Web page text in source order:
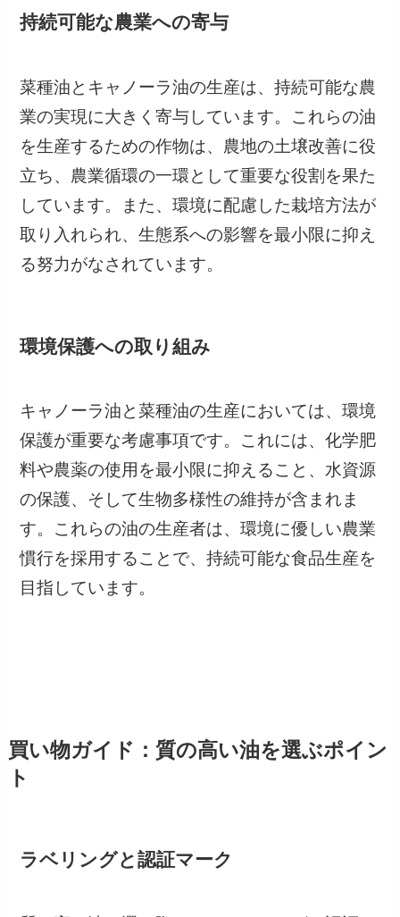
持続可能な農業への寄与
菜種油とキャノーラ油の生産は、持続可能な農
業の実現に大きく寄与しています。これらの油
を生産するための作物は、農地の土壌改善に役
立ち、農業循環の一環として重要な役割を果た
しています。また、環境に配慮した栽培方法が
取り入れられ、生態系への影響を最小限に抑え
る努力がなされています。
環境保護への取り組み
キャノーラ油と菜種油の生産においては、環境
保護が重要な考慮事項です。これには、化学肥
料や農薬の使用を最小限に抑えること、水資源
の保護、そして生物多様性の維持が含まれま
す。これらの油の生産者は、環境に優しい農業
慣行を採用することで、持続可能な食品生産を
目指しています。
買い物ガイド：質の高い油を選ぶポイン
ト
ラベリングと認証マーク